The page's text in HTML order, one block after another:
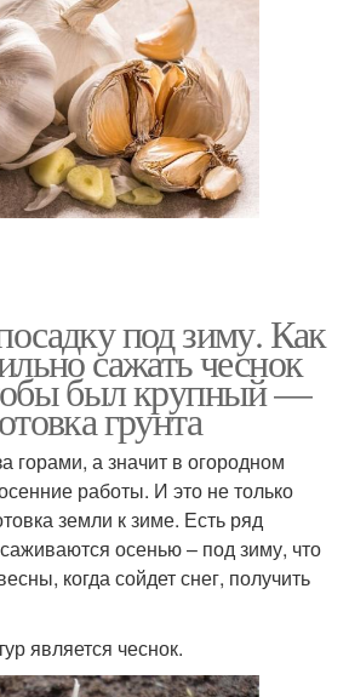
под зиму. Как
сажать чеснок
был крупный —
грунта
горами, а значит в огородном
работы. И это не только
земли к зиме. Есть ряд
осенью – под зиму, что
когда сойдет снег, получить
является чеснок.